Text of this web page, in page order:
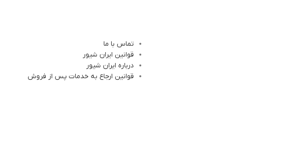
تماس با ما
قوانین ایران شیور
درباره ایران شیور
قوانین ارجاع به خدمات پس از فروش